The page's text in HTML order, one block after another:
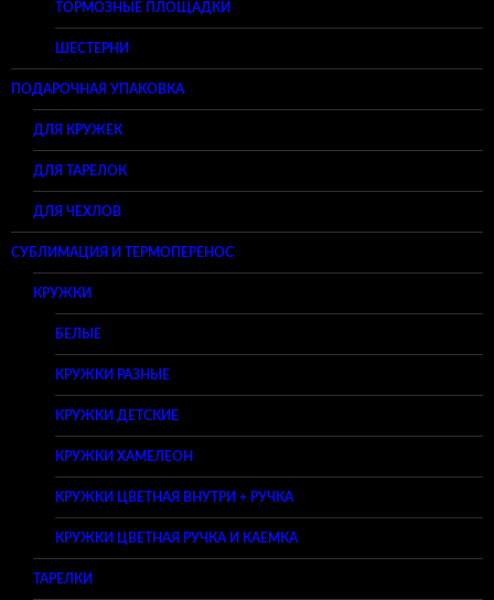
ТОРМОЗНЫЕ ПЛОЩАДКИ
ШЕСТЕРНИ
ПОДАРОЧНАЯ УПАКОВКА
ДЛЯ КРУЖЕК
ДЛЯ ТАРЕЛОК
ДЛЯ ЧЕХЛОВ
СУБЛИМАЦИЯ И ТЕРМОПЕРЕНОС
КРУЖКИ
БЕЛЫЕ
КРУЖКИ РАЗНЫЕ
КРУЖКИ ДЕТСКИЕ
КРУЖКИ ХАМЕЛЕОН
КРУЖКИ ЦВЕТНАЯ ВНУТРИ + РУЧКА
КРУЖКИ ЦВЕТНАЯ РУЧКА И КАЕМКА
ТАРЕЛКИ